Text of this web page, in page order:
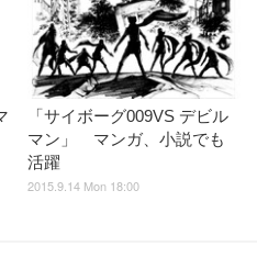
「サイボーグ009VS デビル
マン」 マンガ、小説でも
活躍
2015.9.14 Mon 18:00